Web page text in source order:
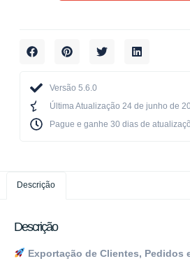
Versão 5.6.0
Última Atualização 24 de junho de
Pague e ganhe 30 dias de
Descrição
Descrição
Exportação de Clientes, Pedidos